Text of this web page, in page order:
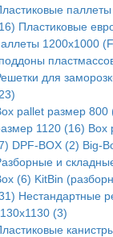
Пластиковые
1200x1000
для
pallet размер 800
1120 (16) Box
DPF-BOX (2) Big-
и
(6) KitBin
Нестандартные
(3)